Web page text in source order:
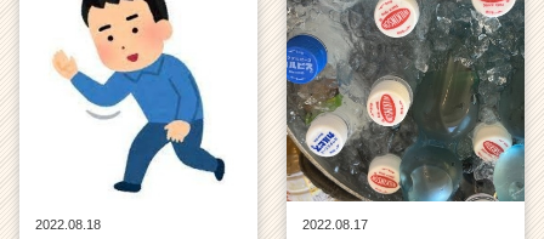
2022.08.18
2022.08.17